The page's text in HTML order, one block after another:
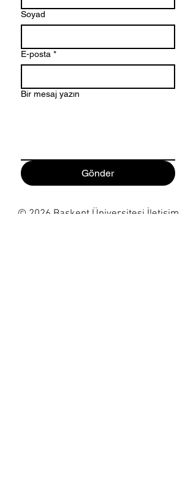
Soyad
E-posta *
Bir mesaj yazın
Gönder
© 2026 Başkent Üniversitesi İletişim